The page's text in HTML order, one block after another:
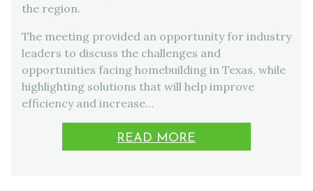
the region.
The meeting provided an opportunity for industry
leaders to discuss the challenges and
opportunities facing homebuilding in Texas, while
highlighting solutions that will help improve
efficiency and increase…
READ MORE